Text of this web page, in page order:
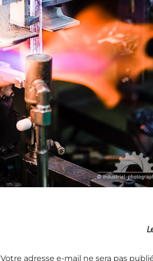
Votre adresse e-mail ne sera pas